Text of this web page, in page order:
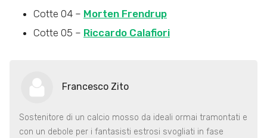
Cotte 04 – Morten Frendrup
Cotte 05 – Riccardo Calafiori
Francesco Zito
Sostenitore di un calcio mosso da ideali ormai tramontati e
con un debole per i fantasisti estrosi svogliati in fase